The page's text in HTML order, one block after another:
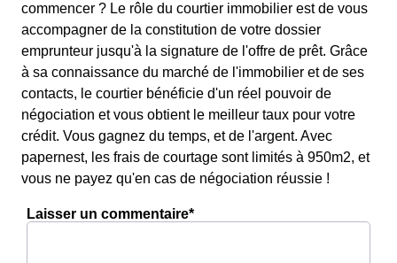
commencer ? Le rôle du courtier immobilier est de vous
accompagner de la constitution de votre dossier
emprunteur jusqu'à la signature de l'offre de prêt. Grâce
à sa connaissance du marché de l'immobilier et de ses
contacts, le courtier bénéficie d'un réel pouvoir de
négociation et vous obtient le meilleur taux pour votre
crédit. Vous gagnez du temps, et de l'argent. Avec
papernest, les frais de courtage sont limités à 950m2, et
vous ne payez qu'en cas de négociation réussie !
Laisser un commentaire*